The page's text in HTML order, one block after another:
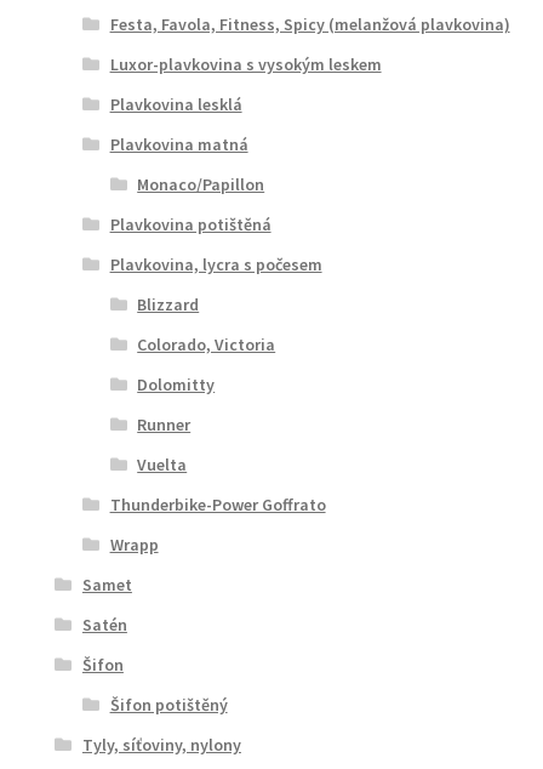
Festa, Favola, Fitness, Spicy (melanžová plavkovina)
Luxor-plavkovina s vysokým leskem
Plavkovina lesklá
Plavkovina matná
Monaco/Papillon
Plavkovina potištěná
Plavkovina, lycra s počesem
Blizzard
Colorado, Victoria
Dolomitty
Runner
Vuelta
Thunderbike-Power Goffrato
Wrapp
Samet
Satén
Šifon
Šifon potištěný
Tyly, síťoviny, nylony